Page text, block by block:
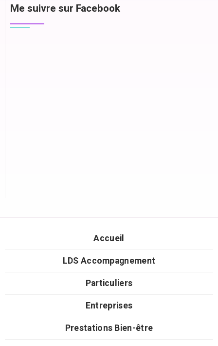
Me suivre sur Facebook
Accueil
LDS Accompagnement
Particuliers
Entreprises
Prestations Bien-être